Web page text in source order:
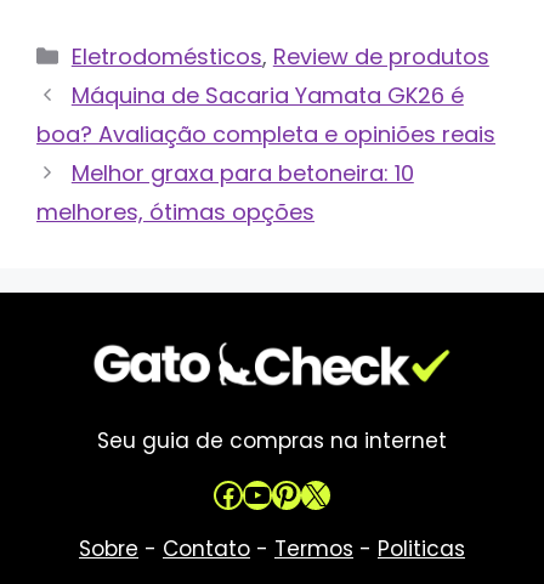
Categorias
Eletrodomésticos, Review de produtos
Máquina de Sacaria Yamata GK26 é
boa? Avaliação completa e opiniões reais
Melhor graxa para betoneira: 10
melhores, ótimas opções
Seu guia de compras na internet
Facebook
Youtube
Pinterest
X
Sobre - Contato - Termos - Politicas